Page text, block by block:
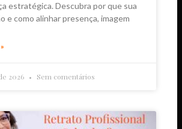
estratégica. Descubra por que sua
e como alinhar presença, imagem
2026 Sem comentários